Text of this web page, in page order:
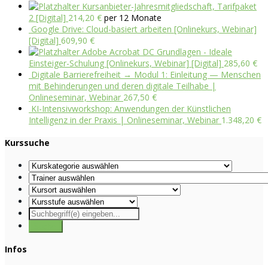
Kursanbieter-Jahresmitgliedschaft, Tarifpaket
2 [Digital] 214,20 € per 12 Monate
Google Drive: Cloud-basiert arbeiten [Onlinekurs, Webinar]
[Digital] 609,90 €
Adobe Acrobat DC Grundlagen - Ideale
Einsteiger-Schulung [Onlinekurs, Webinar] [Digital] 285,60 €
Digitale Barrierefreiheit → Modul 1: Einleitung — Menschen
mit Behinderungen und deren digitale Teilhabe |
Onlineseminar, Webinar 267,50 €
KI-Intensivworkshop: Anwendungen der Künstlichen
Intelligenz in der Praxis | Onlineseminar, Webinar 1.348,20 €
Kurssuche
Infos